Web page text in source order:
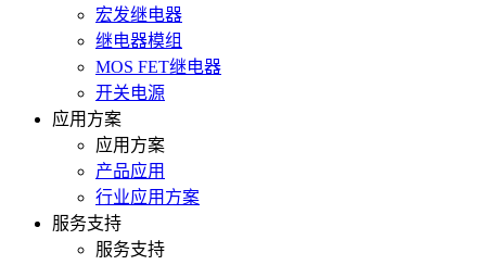
宏发继电器
继电器模组
MOS FET继电器
开关电源
应用方案
应用方案
产品应用
行业应用方案
服务支持
服务支持